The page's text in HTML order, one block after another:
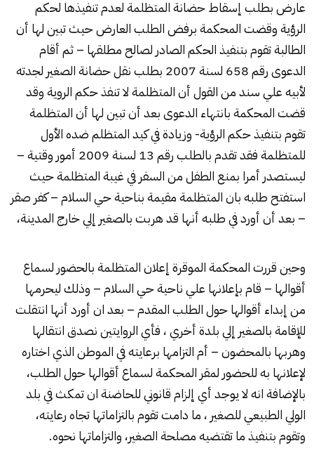
عارض بطلب إسقاط حضانة المتظلمة لعدم تنفيذها لحكم
الرؤية وقضت المحكمة برفض الطلب العارض حيث تبين لها أن
الطالبة تقوم بتنفيذ الحكم الصادر لصالح مطلقها – ثم أقام
الدعوى رقم 658 لسنة 2007 بطلب نقل حضانة الصغير لجدته
لأبيه علي سند من القول أن المتظلمة لا تنفذ حكم الروية وقد
قضت المحكمة بانتهاء الدعوى بعد أن تبين لها أن المتظلمة
تقوم بتنفيذ حكم الرؤية- وزيادة في كيد المتظلم ضده الأول
للمتظلمة فقد تقدم بالطلب رقم 13 لسنة 2009 أمور وقتية –
ليستصدر أمرا بمنع الطفل من السفر في غيبة المتظلمة حيث
استفتح طلبه بان المتظلمة مقيمة بناحية حي السلام – كفر صقر
– بعد أن أورد في طلبه أنها قد هربت بالصغير إلي خارج المدينة،
وحين قررت المحكمة الموقرة إعلان المتظلمة بالحضور لسماع
أقوالها – قام بإعلانها علي ناحية حي السلام – وذلك ليحرمها
من إبداء أقوالها حول الطلب المقدم – بعد ان أورد أنها انتقلت
للإقامة بالصغير إلي بلدة أخري ، فأي الروايتين نصدق انتقالها
وهربها بالمحضون – أم التزامها برعايته في الموطن الذي اختاره
لإعلانها به للحضور لمقر المحكمة لسماع أقوالها حول الطلب،
بالإضافة انه لا يوجد أي إلزام قانوني للحاضنة ان تمكث في بلد
الولي الطبيعي للصغير ، ما دامت تقوم بالتزاماتها تجاه رعايته،
وتقوم بتنفيذ ما تقتضيه مصلحة الصغير، والتزاماتها نحوه.